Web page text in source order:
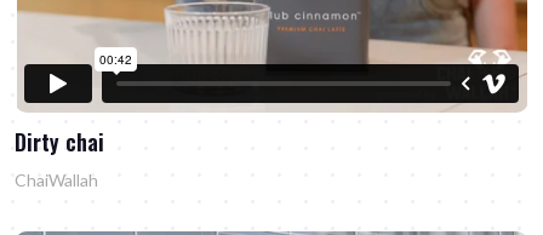
Dirty chai
ChaiWallah